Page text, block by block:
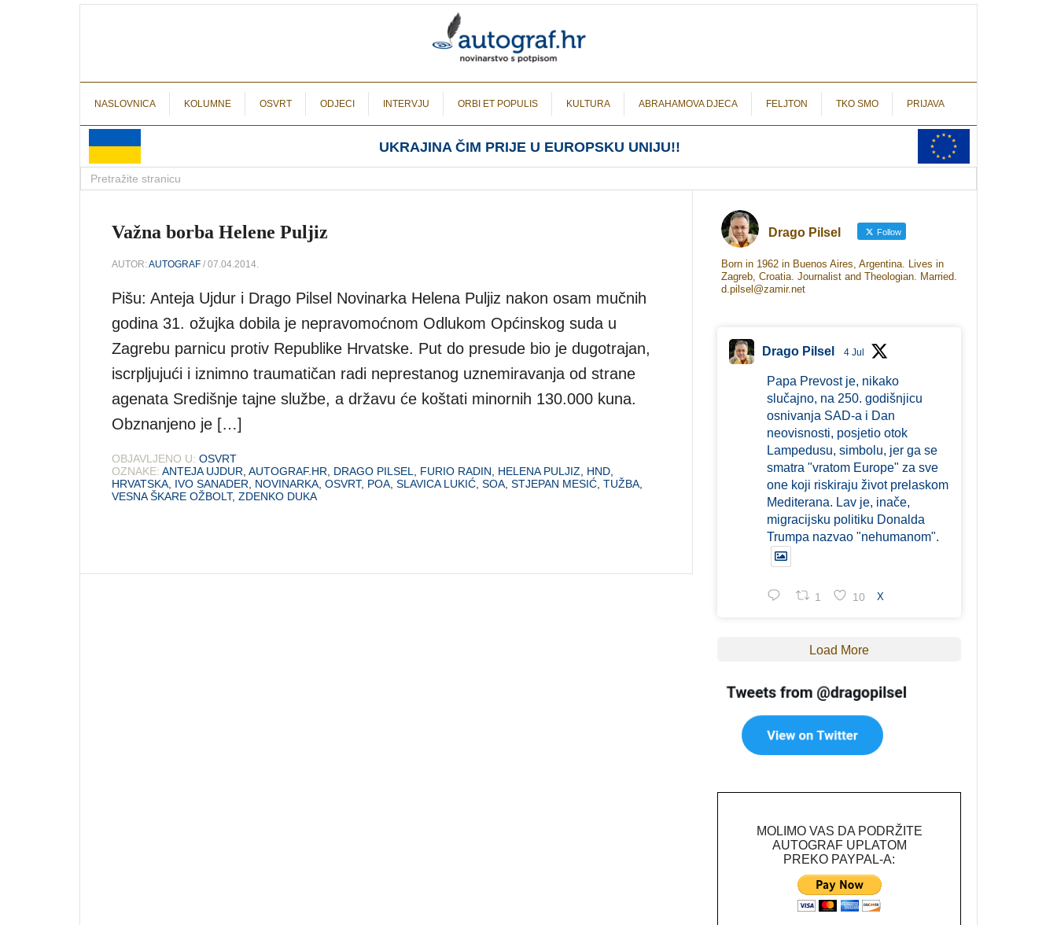
NASLOVNICA KOLUMNE OSVRT ODJECI INTERVJU ORBI ET POPULIS KULTURA ABRAHAMOVA DJECA FELJTON TKO SMO PRIJAVA
UKRAJINA ČIM PRIJE U EUROPSKU UNIJU!!
Važna borba Helene Puljiz
AUTOR:AUTOGRAF / 07.04.2014.
Pišu: Anteja Ujdur i Drago Pilsel Novinarka Helena Puljiz nakon osam mučnih
godina 31. ožujka dobila je nepravomoćnom Odlukom Općinskog suda u
Zagrebu parnicu protiv Republike Hrvatske. Put do presude bio je dugotrajan,
iscrpljujući i iznimno traumatičan radi neprestanog uznemiravanja od strane
agenata Središnje tajne službe, a državu će koštati minornih 130.000 kuna.
Obznanjeno je […]
OBJAVLJENO U: OSVRT
OZNAKE: ANTEJA UJDUR AUTOGRAF.HR DRAGO PILSEL FURIO RADIN HELENA PULJIZ HND
HRVATSKA IVO SANADER NOVINARKA OSVRT, POA SLAVICA LUKIĆ SOA STJEPAN MESIĆ TUŽBA
VESNA ŠKARE OŽBOLT, ZDENKO DUKA
Drago Pilsel Follow
Born in 1962 in Buenos Aires, Argentina. Lives in
Zagreb, Croatia. Journalist and Theologian. Married.
d.pilsel@zamir.net
Drago Pilsel 4 Jul
Papa Prevost je, nikako
slučajno, na 250. godišnjicu
osnivanja SAD-a i Dan
neovisnosti, posjetio otok
Lampedusu, simbolu, jer ga se
smatra "vratom Europe" za sve
one koji riskiraju život prelaskom
Mediterana. Lav je, inače,
migracijsku politiku Donalda
Trumpa nazvao "nehumanom".
1 10 X
Load More
MOLIMO VAS DA PODRŽITE
AUTOGRAF UPLATOM
PREKO PAYPAL-A: